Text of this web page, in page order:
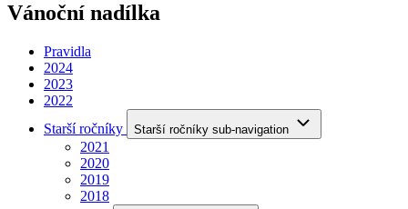
Vánoční nadílka
Pravidla
2024
2023
2022
Starší ročníky
Starší ročníky sub-navigation
2021
2020
2019
2018